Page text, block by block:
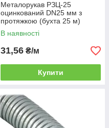
Металорукав РЗЦ‑25
оцинкований DN25 мм з
протяжкою (бухта 25 м)
В наявності
31,56 ₴/м
Купити